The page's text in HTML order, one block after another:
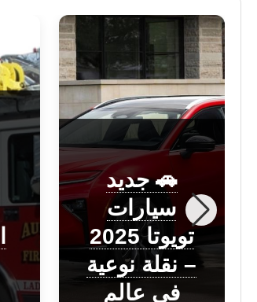
🚗 جديد
سيارات
تويوتا 2025
– نقلة نوعية
في عالم